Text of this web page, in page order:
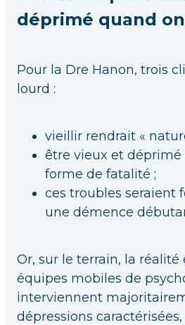
déprimé quand
Pour la Dre Hanon, trois
lourd :
vieillir rendrait «
être vieux et déprimé
forme de fatalité ;
ces troubles seraient
une démence
Or, sur le terrain, la réalité
équipes mobiles de
interviennent
dépressions